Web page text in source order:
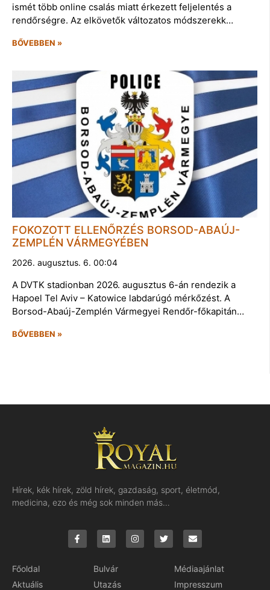
ismét több online csalás miatt érkezett feljelentés a
rendőrségre. Az elkövetők változatos módszerekk…
BŐVEBBEN »
FOKOZOTT ELLENŐRZÉS BORSOD-ABAÚJ-
ZEMPLÉN VÁRMEGYÉBEN
2026. augusztus. 6. 00:04
A DVTK stadionban 2026. augusztus 6-án rendezik a
Hapoel Tel Aviv – Katowice labdarúgó mérkőzést. A
Borsod-Abaúj-Zemplén Vármegyei Rendőr-főkapitán…
BŐVEBBEN »
Hírek, kék hírek, zöld hírek, gazdaság, sport, életmód,
medicina, ezo és még sok minden más…
Főoldal
Aktuális
Bulvár
Utazás
Médiaajánlat
Impresszum